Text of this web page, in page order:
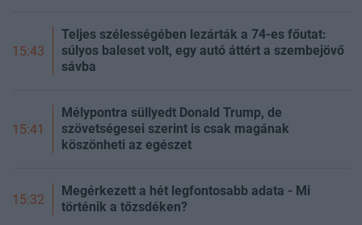
15:43
Teljes szélességében lezárták a 74-es főutat:
súlyos baleset volt, egy autó áttért a szembejövő
sávba
15:41
Mélypontra süllyedt Donald Trump, de
szövetségesei szerint is csak magának
köszönheti az egészet
15:32
Megérkezett a hét legfontosabb adata - Mi
történik a tőzsdéken?